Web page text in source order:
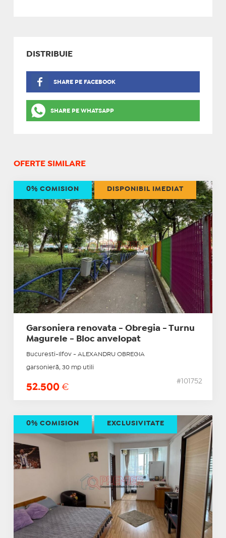
DISTRIBUIE
SHARE PE FACEBOOK
SHARE PE WHATSAPP
OFERTE SIMILARE
Garsoniera renovata - Obregia - Turnu
Magurele - Bloc anvelopat
Bucuresti-Ilfov - ALEXANDRU OBREGIA
garsonieră, 30 mp utili
52.500 €
#101752
0% COMISION DISPONIBIL IMEDIAT
0% COMISION EXCLUSIVITATE